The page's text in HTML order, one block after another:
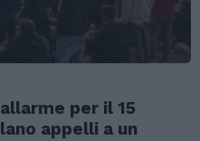
per il 15
appelli a un